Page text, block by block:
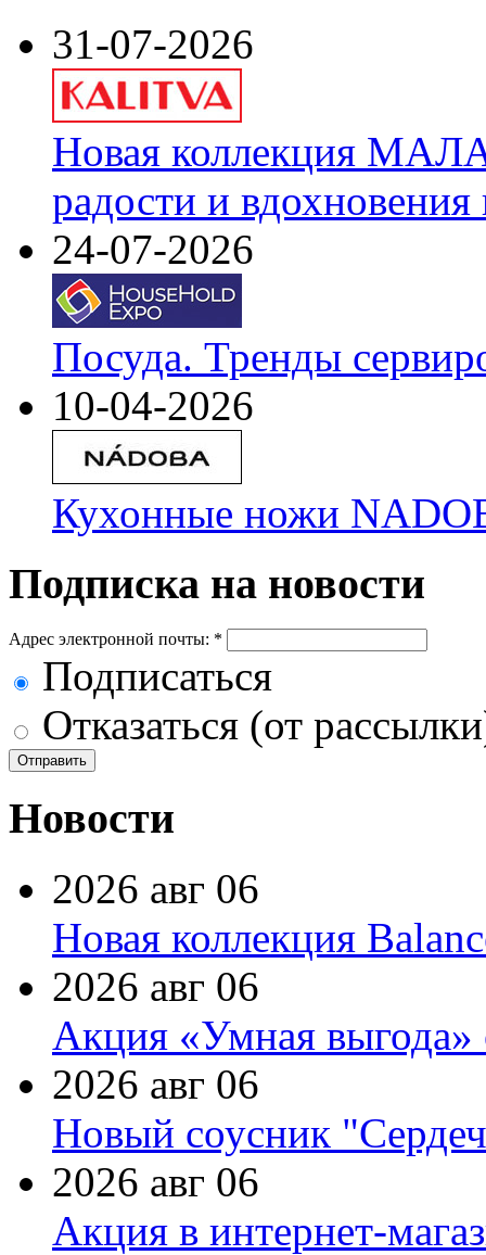
31-07-2026
Новая коллекция
радости и
24-07-2026
Посуда. Тренды
10-04-2026
Кухонные ножи
Подписка на новости
Адрес электронной почты: *
Подписаться
Отказаться (от
Новости
2026 авг 06
Новая коллекция
2026 авг 06
Акция «Умная выгода»
2026 авг 06
Новый соусник
2026 авг 06
Акция в интернет-